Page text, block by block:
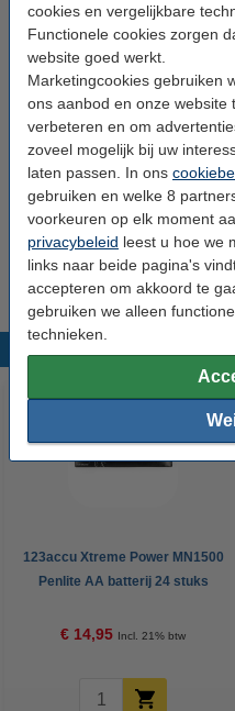
cookies en vergelijkbare
Functionele cookies zorgen
website goed werkt.
Marketingcookies gebruiken
ons aanbod en onze website
verbeteren en om
zoveel mogelijk bij uw
laten passen. In ons
gebruiken en welke 8
voorkeuren op elk moment
privacybeleid leest u hoe we
links naar beide pagina's
accepteren om akkoord te
gebruiken we alleen
technieken.
Bekijk de specificaties en
Direct leverbaar
Morgen in
Prijs per pak € 6,70
€ 33,50
Winstpakker!
123inkt
- 80 grams FSC®
€ 132,50
123accu Xtreme Power MN1500
Penlite AA batterij 24 stuks
€ 14,95 Incl. 21% btw